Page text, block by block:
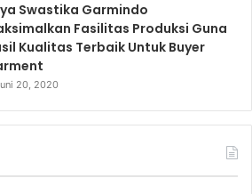
Swastika Garmindo
Fasilitas Produksi Guna
Kualitas Terbaik Untuk Buyer
20, 2020